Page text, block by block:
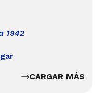
1942
CARGAR MÁS